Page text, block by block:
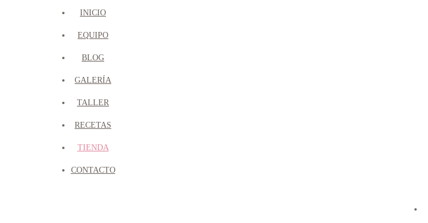
INICIO
EQUIPO
BLOG
GALERÍA
TALLER
RECETAS
TIENDA
CONTACTO